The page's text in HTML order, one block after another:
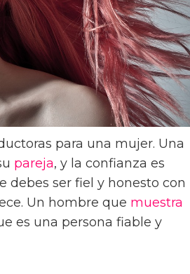
para una mujer. Una
pareja, y la confianza es
debes ser fiel y honesto con
Un hombre que muestra
es una persona fiable y